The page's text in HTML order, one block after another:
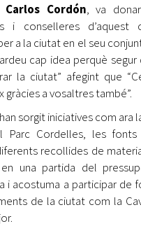
Carlos Cordón, va
i conselleres d’aquest
a la ciutat en el seu
cap idea perquè
la ciutat” afegint que
gràcies a vosaltres també”.
sorgit iniciatives com ara
Parc Cordelles, les
recollides de
una partida del
i acostuma a participar de
de la ciutat com la